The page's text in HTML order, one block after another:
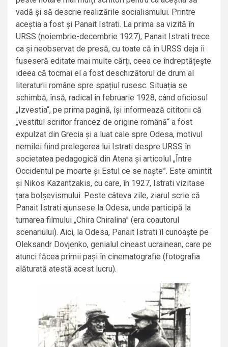
vadă și să descrie realizările socialismului. Printre
aceștia a fost și Panait Istrati. La prima sa vizită în
URSS (noiembrie-decembrie 1927), Panait Istrati trece
ca și neobservat de presă, cu toate că în URSS deja îi
fuseseră editate mai multe cărți, ceea ce îndreptățește
ideea că tocmai el a fost deschizătorul de drum al
literaturii române spre spațiul rusesc. Situația se
schimbă, însă, radical în februarie 1928, când oficiosul
„Izvestia“, pe prima pagină, își informează cititorii că
„vestitul scriitor francez de origine română“ a fost
expulzat din Grecia și a luat cale spre Odesa, motivul
nemilei fiind prelegerea lui Istrati despre URSS în
societatea pedagogică din Atena și articolul „Între
Occidentul pe moarte și Estul ce se naște”. Este amintit
și Nikos Kazantzakis, cu care, în 1927, Istrati vizitase
țara bolșevismului. Peste câteva zile, ziarul scrie că
Panait Istrati ajunsese la Odesa, unde participă la
turnarea filmului „Chira Chiralina” (era coautorul
scenariului). Aici, la Odesa, Panait Istrati îl cunoaște pe
Oleksandr Dovjenko, genialul cineast ucrainean, care pe
atunci făcea primii pași în cinematografie (fotografia
alăturată atestă acest lucru).